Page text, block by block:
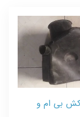
بی ام و